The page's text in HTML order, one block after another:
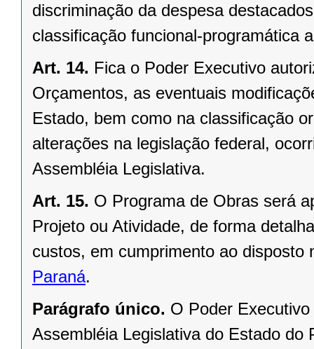
discriminação da despesa
classificação funcional-programática
Art. 14. Fica o Poder Executivo
Orçamentos, as eventuais
Estado, bem como na classificação
alterações na legislação federal,
Assembléia Legislativa.
Art. 15. O Programa de Obras será
Projeto ou Atividade, de forma
custos, em cumprimento ao disposto
Paraná.
Parágrafo único. O Poder
Assembléia Legislativa do Estado do